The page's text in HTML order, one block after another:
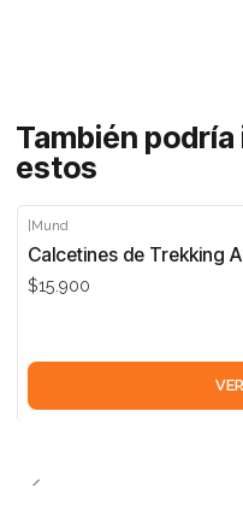
También
estos
Mund
Calcetines de Trekking
$15.900